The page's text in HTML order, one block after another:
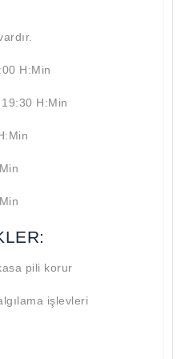
H:Min
H:Min
pili korur
işlevleri